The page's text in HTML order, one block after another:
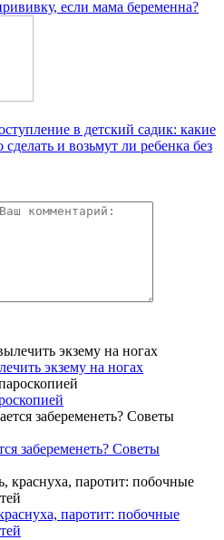
если мама беременна?
в детский садик: какие
и возьмут ли ребенка без
экзему на ногах
забеременеть? Советы
паротит: побочные